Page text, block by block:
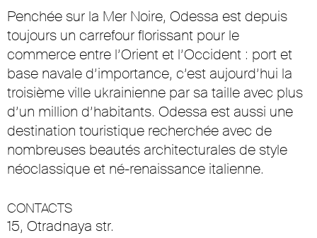
Penchée sur la Mer Noire, Odessa est depuis
toujours un carrefour florissant pour le
commerce entre l’Orient et l’Occident : port et
base navale d’importance, c’est aujourd’hui la
troisième ville ukrainienne par sa taille avec plus
d’un million d’habitants. Odessa est aussi une
destination touristique recherchée avec de
nombreuses beautés architecturales de style
néoclassique et né-renaissance italienne.
CONTACTS
15, Otradnaya str.